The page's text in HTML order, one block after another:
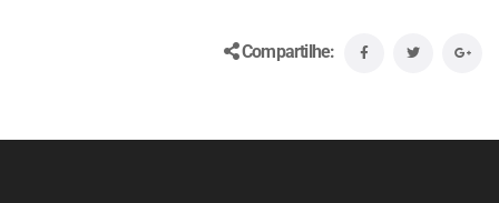
Compartilhe: